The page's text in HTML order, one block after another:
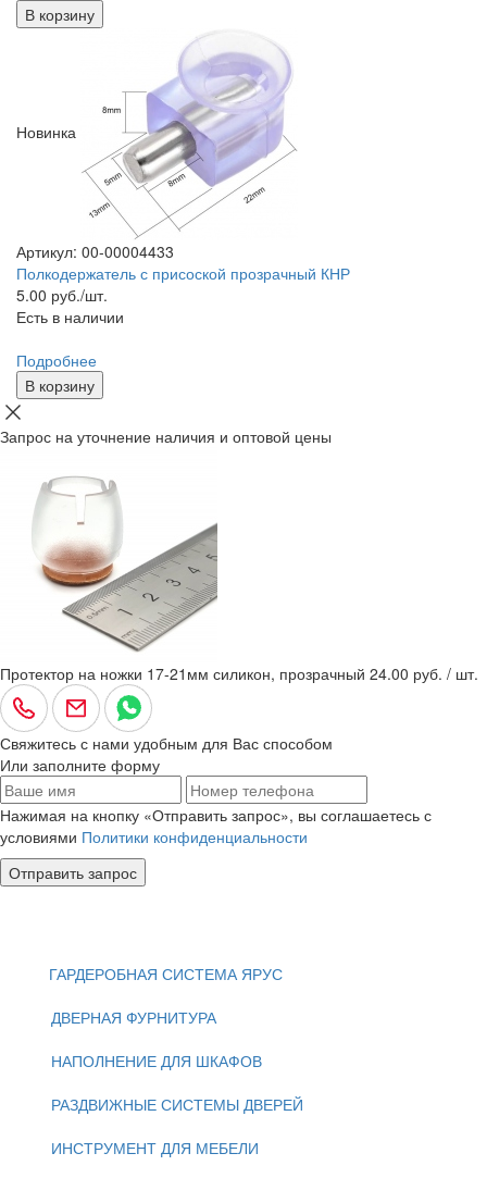
В корзину
Новинка
Артикул: 00-00004433
Полкодержатель с присоской прозрачный КНР
5.00 руб./шт.
Есть в наличии
Подробнее
В корзину
Запрос на уточнение наличия и оптовой цены
Протектор на ножки 17-21мм силикон, прозрачный 24.00 руб. / шт.
Свяжитесь с нами удобным для Вас способом
Или заполните форму
Нажимая на кнопку «Отправить запрос», вы соглашаетесь с
условиями Политики конфиденциальности
Отправить запрос
ГАРДЕРОБНАЯ СИСТЕМА ЯРУС
ДВЕРНАЯ ФУРНИТУРА
НАПОЛНЕНИЕ ДЛЯ ШКАФОВ
РАЗДВИЖНЫЕ СИСТЕМЫ ДВЕРЕЙ
ИНСТРУМЕНТ ДЛЯ МЕБЕЛИ